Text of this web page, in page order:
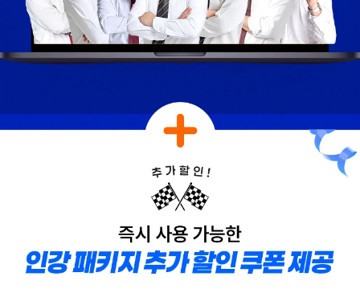
해커스의 선생님들의
강의력이 너무 좋았어요.
덕분에 노베이스로
합격생 양*성님
해커스의 선생님들이
직접 답안을 봐주시고
피드백 해주셔서 합격할
합격생 이*원님
문제가 좋아서 선택하게
비전공자로 시작해서
막막했는데 해커스
이성준 평가사님이
시키는대로
따라오다보니